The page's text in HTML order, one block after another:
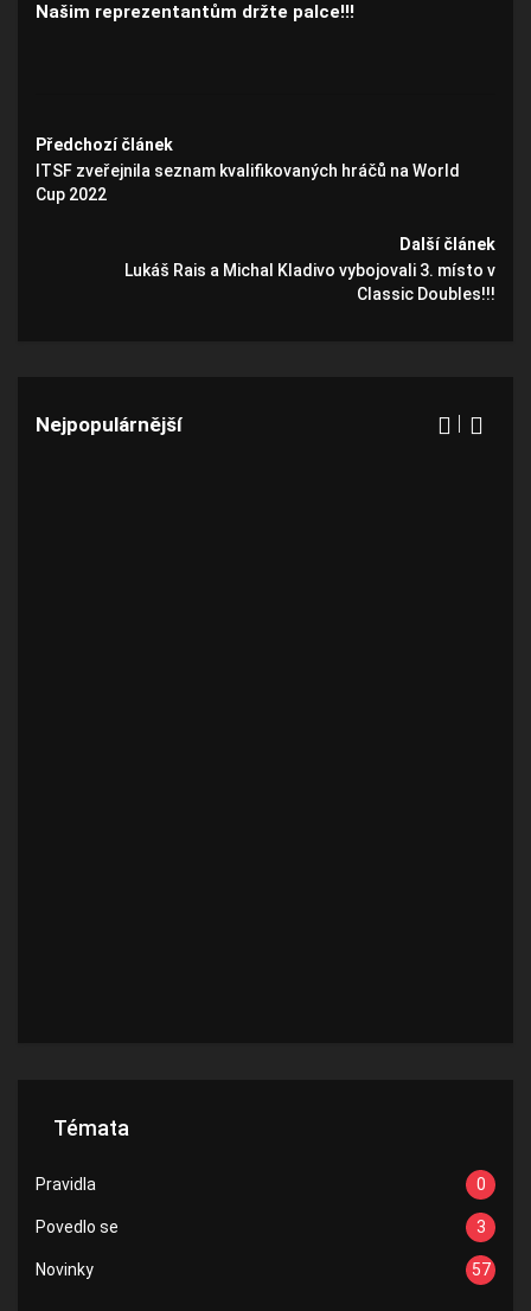
Našim reprezentantům držte palce!!!
Předchozí článek
ITSF zveřejnila seznam kvalifikovaných hráčů na World
Cup 2022
Další článek
Lukáš Rais a Michal Kladivo vybojovali 3. místo v
Classic Doubles!!!
Nejpopulárnější
Témata
Pravidla 0
Povedlo se 3
Novinky 57